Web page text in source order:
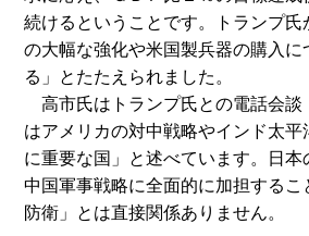
続けるということです。トランプ
の大幅な強化や米国製兵器の購入
る」とたたえられました。
高市氏はトランプ氏との電話会談
はアメリカの対中戦略やインド太
に重要な国」と述べています。日
中国軍事戦略に全面的に加担する
防衛」とは直接関係ありません。